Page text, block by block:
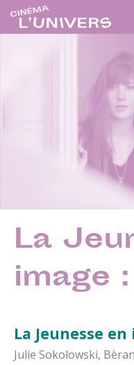
La
image
La Jeunesse en
Julie Sokolowski,